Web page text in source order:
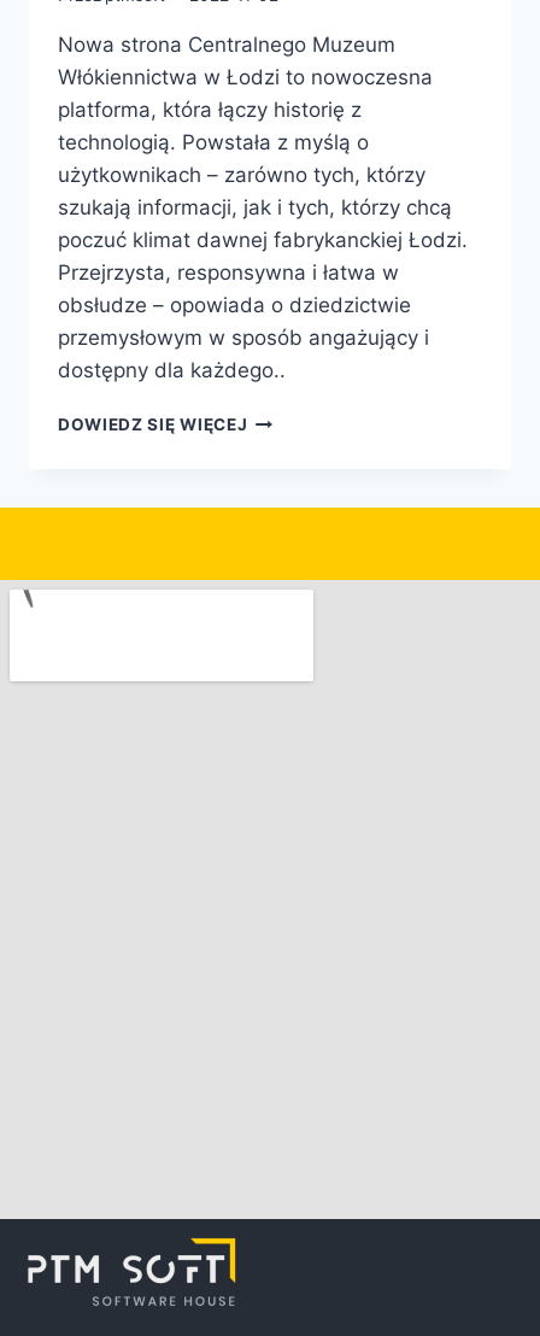
Nowa strona Centralnego Muzeum
Włókiennictwa w Łodzi to nowoczesna
platforma, która łączy historię z
technologią. Powstała z myślą o
użytkownikach – zarówno tych, którzy
szukają informacji, jak i tych, którzy chcą
poczuć klimat dawnej fabrykanckiej Łodzi.
Przejrzysta, responsywna i łatwa w
obsłudze – opowiada o dziedzictwie
przemysłowym w sposób angażujący i
dostępny dla każdego..
DOWIEDZ SIĘ WIĘCEJ